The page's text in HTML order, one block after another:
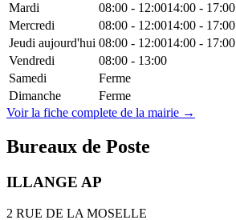
Mardi
08:00 - 12:0014:00 - 17:00
Mercredi
08:00 - 12:0014:00 - 17:00
Jeudi aujourd'hui 08:00 - 12:0014:00 - 17:00
Vendredi
08:00 - 13:00
Samedi
Ferme
Dimanche
Ferme
Voir la fiche complete de la mairie →
Bureaux de Poste
ILLANGE AP
2 RUE DE LA MOSELLE